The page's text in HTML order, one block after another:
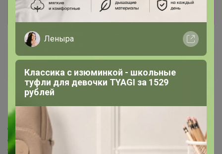
Показать
Курочкина
Добрый вечер! Оплатила из наличия футболку в СП 53,
до сих пор ее не получила. Подскажите, пожалуйста,
сроки ожидания.
Леныра
Классика с изюминкой - школьные
туфли для девочки TYAGI за 1529
рублей